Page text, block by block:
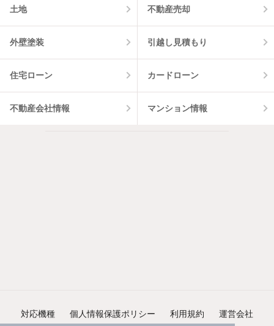
土地 不動産売却
外壁塗装 引越し見積もり
住宅ローン カードローン
不動産会社情報 マンション情報
対応機種 個人情報保護ポリシー 利用規約 運営会社